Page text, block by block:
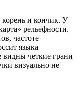
корень и кончик. У
рельефности.
частоте
языка
видны четкие грани
визуально не